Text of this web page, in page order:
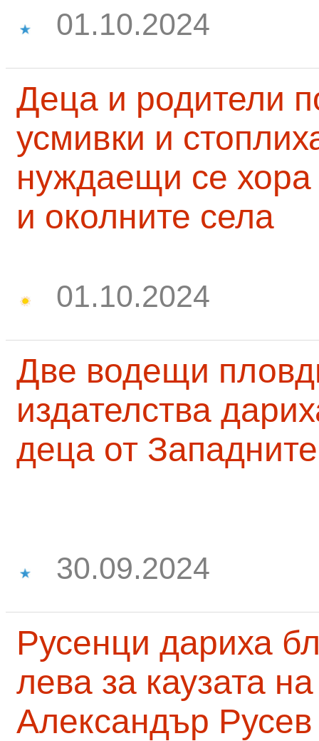
01.10.2024
Деца и родители
усмивки и
нуждаещи се
и околните села
01.10.2024
Две водещи
издателства
деца от
30.09.2024
Русенци дариха
лева за каузата
Александър Русев